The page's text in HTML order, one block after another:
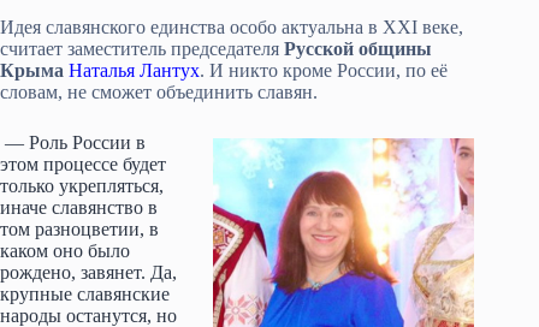
Идея славянского единства особо актуальна в XXI веке,
считает заместитель председателя Русской общины
Крыма Наталья Лантух. И никто кроме России, по её
словам, не сможет объединить славян.
— Роль России в
этом процессе будет
только укрепляться,
иначе славянство в
том разноцветии, в
каком оно было
рождено, завянет. Да,
крупные славянские
народы останутся, но